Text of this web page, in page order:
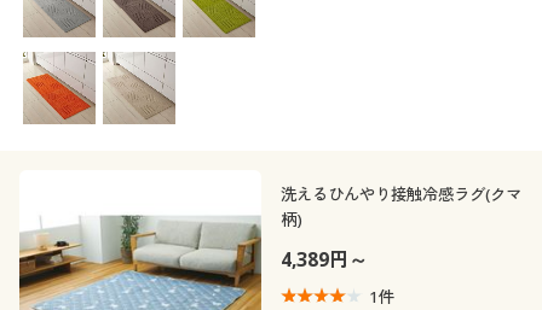
洗えるひんやり接触冷感ラグ(クマ
柄)
4,389円～
1件